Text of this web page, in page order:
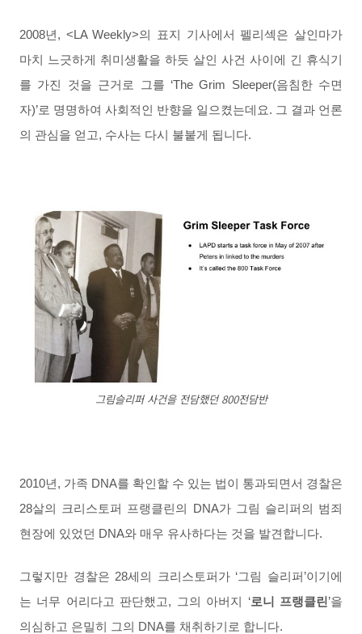
2008년, <LA Weekly>의 표지 기사에서 펠리섹은 살인마가
마치 느긋하게 취미생활을 하듯 살인 사건 사이에 긴 휴식기
를 가진 것을 근거로 그를 ‘The Grim Sleeper(음침한 수면
자)’로 명명하여 사회적인 반향을 일으켰는데요. 그 결과 언론
의 관심을 얻고, 수사는 다시 불붙게 됩니다.
그림슬리퍼 사건을 전담했던 800전담반
2010년, 가족 DNA를 확인할 수 있는 법이 통과되면서 경찰은
28살의 크리스토퍼 프랭클린의 DNA가 그림 슬리퍼의 범죄
현장에 있었던 DNA와 매우 유사하다는 것을 발견합니다.
그렇지만 경찰은 28세의 크리스토퍼가‘그림 슬리퍼’이기에
는 너무 어리다고 판단했고, 그의 아버지 ‘로니 프랭클린 ’을
의심하고 은밀히 그의 DNA를 채취하기로 합니다.